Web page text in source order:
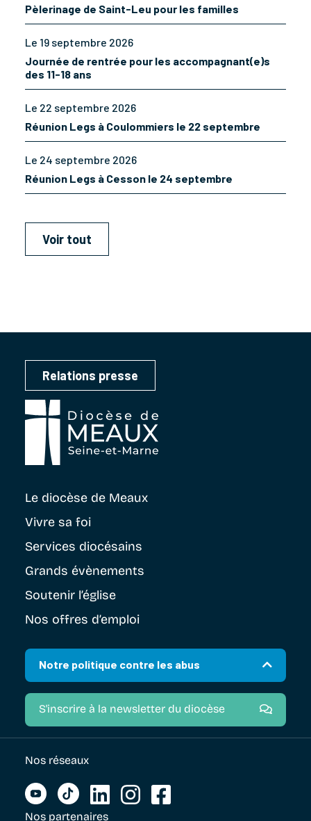
Pèlerinage de Saint-Leu pour les familles
Le 19 septembre 2026
Journée de rentrée pour les accompagnant(e)s
des 11-18 ans
Le 22 septembre 2026
Réunion Legs à Coulommiers le 22 septembre
Le 24 septembre 2026
Réunion Legs à Cesson le 24 septembre
Voir tout
Relations presse
Le diocèse de Meaux
Vivre sa foi
Services diocésains
Grands évènements
Soutenir l’église
Nos offres d’emploi
Notre politique contre les abus
S'inscrire à la newsletter du diocèse
Nos réseaux
Nos partenaires